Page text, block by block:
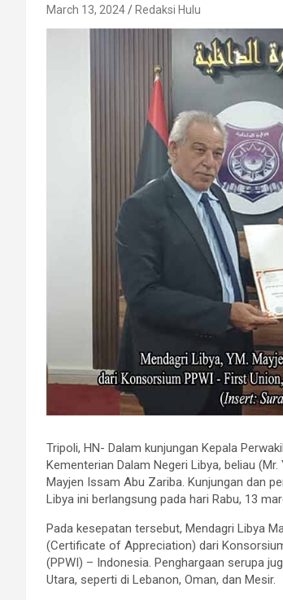
March 13, 2024 Redaksi Hulu
Tripoli, HN- Dalam kunjungan Kepala
Kementerian Dalam Negeri Libya, beliau
Mayjen Issam Abu Zariba. Kunjungan dan
Libya ini berlangsung pada hari Rabu, 13
Pada kesepatan tersebut, Mendagri Libya
(Certificate of Appreciation) dari
(PPWI) – Indonesia. Penghargaan serupa
Utara, seperti di Lebanon, Oman, dan Mesir.